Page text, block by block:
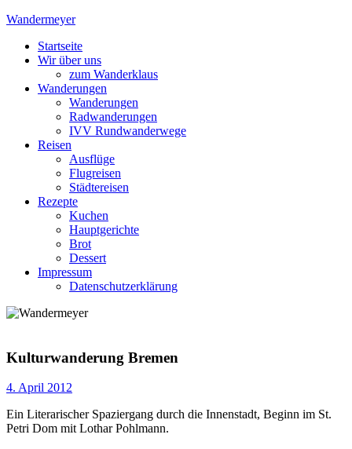
Skip
content
Wandermeyer
Das Wandern ist des Meyers Lust
Startseite
Wir über uns
zum Wanderklaus
Wanderungen
Wanderungen
Radwanderungen
IVV Rundwanderwege
Reisen
Ausflüge
Flugreisen
Städtereisen
Rezepte
Kuchen
Hauptgerichte
Brot
Dessert
Impressum
Datenschutzerklärung
Kulturwanderung Bremen
4. April 2012
Ein Literarischer Spaziergang durch die Innenstadt, Beginn im St.
Petri Dom mit Lothar Pohlmann.